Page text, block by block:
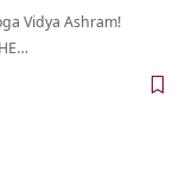
Vidya Ashram!